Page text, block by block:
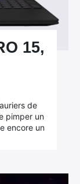
15,
de
pimper un
encore un